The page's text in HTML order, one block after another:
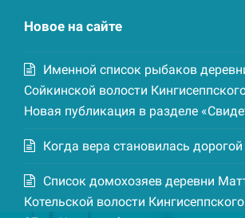
Новое на сайте
Именной список рыбаков
Сойкинской волости
Новая публикация в разделе
Когда вера становилась дорогой
Список домохозяев деревни
Котельской волости